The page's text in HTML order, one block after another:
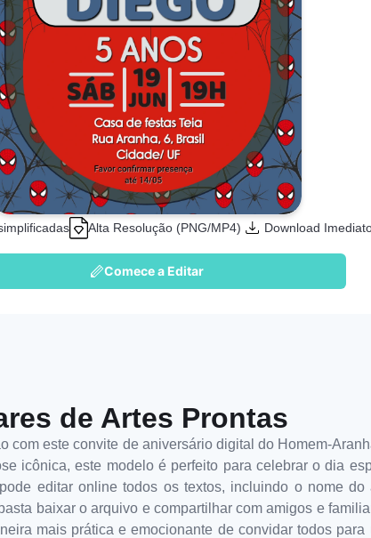
Alta Resolução (PNG/MP4) Download
Comece a Editar
de Artes Prontas
com este convite de aniversário digital do Homem-
icônica, este modelo é perfeito para celebrar o dia
editar online todos os textos, incluindo o nome do
baixar o arquivo e compartilhar com amigos e
mais prática e emocionante de convidar todos para